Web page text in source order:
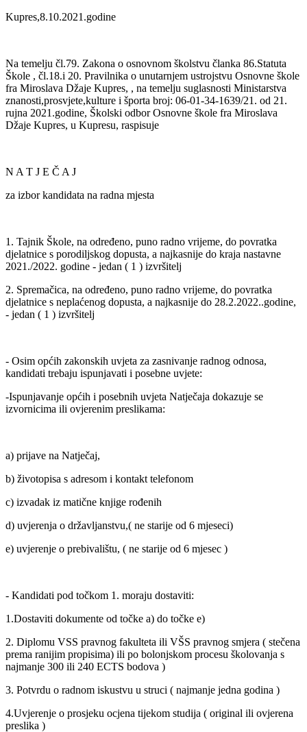
Kupres,8.10.2021.godine
Na temelju čl.79. Zakona o osnovnom školstvu članka 86.Statuta
Škole , čl.18.i 20. Pravilnika o unutarnjem ustrojstvu Osnovne škole
fra Miroslava Džaje Kupres, , na temelju suglasnosti Ministarstva
znanosti,prosvjete,kulture i športa broj: 06-01-34-1639/21. od 21.
rujna 2021.godine, Školski odbor Osnovne škole fra Miroslava
Džaje Kupres, u Kupresu, raspisuje
N A T J E Č A J
za izbor kandidata na radna mjesta
1. Tajnik Škole, na određeno, puno radno vrijeme, do povratka
djelatnice s porodiljskog dopusta, a najkasnije do kraja nastavne
2021./2022. godine - jedan ( 1 ) izvršitelj
2. Spremačica, na određeno, puno radno vrijeme, do povratka
djelatnice s neplaćenog dopusta, a najkasnije do 28.2.2022..godine,
- jedan ( 1 ) izvršitelj
- Osim općih zakonskih uvjeta za zasnivanje radnog odnosa,
kandidati trebaju ispunjavati i posebne uvjete:
-Ispunjavanje općih i posebnih uvjeta Natječaja dokazuje se
izvornicima ili ovjerenim preslikama:
a) prijave na Natječaj,
b) životopisa s adresom i kontakt telefonom
c) izvadak iz matične knjige rođenih
d) uvjerenja o državljanstvu,( ne starije od 6 mjeseci)
e) uvjerenje o prebivalištu, ( ne starije od 6 mjesec )
- Kandidati pod točkom 1. moraju dostaviti:
1.Dostaviti dokumente od točke a) do točke e)
2. Diplomu VSS pravnog fakulteta ili VŠS pravnog smjera ( stečena
prema ranijim propisima) ili po bolonjskom procesu školovanja s
najmanje 300 ili 240 ECTS bodova )
3. Potvrdu o radnom iskustvu u struci ( najmanje jedna godina )
4.Uvjerenje o prosjeku ocjena tijekom studija ( original ili ovjerena
preslika )